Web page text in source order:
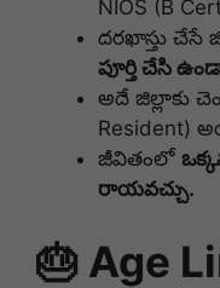
NIOS (B
దరఖాస్తు చేసే
పూర్తి చేసి
అదే జిల్లాకు
Resident)
జీవితంలో
రాయవచ్చు.
🎂 Age